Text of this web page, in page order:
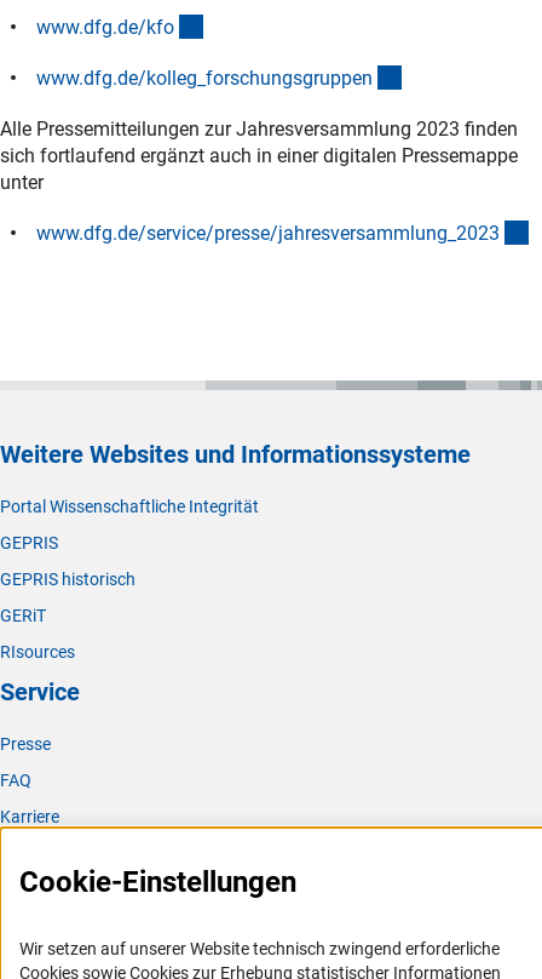
www.dfg.de/kfo
www.dfg.de/kolleg_forschungsgruppen
Alle Pressemitteilungen zur Jahresversammlung 2023 finden
sich fortlaufend ergänzt auch in einer digitalen Pressemappe
unter
www.dfg.de/service/presse/jahresversammlung_2023
Weitere Websites und Informationssysteme
Portal Wissenschaftliche Integrität
GEPRIS
GEPRIS historisch
GERiT
RIsources
Service
Presse
FAQ
Karriere
RSS-Feeds
Vergabeverfahren
Cookie-Einstellungen
Wir setzen auf unserer Website technisch zwingend erforderliche
Cookies sowie Cookies zur Erhebung statistischer Informationen